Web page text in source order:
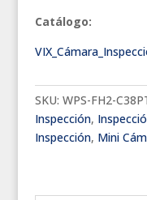
Catálogo:
SKU: WPS-FH2-
Inspección,
Inspección, Mini